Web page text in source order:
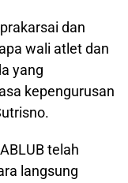
dan
wali atlet dan
yang
kepengurusan
telah
langsung